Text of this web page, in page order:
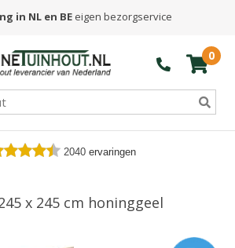
in NL en BE eigen bezorgservice
0
2040 ervaringen
x 245 cm honinggeel